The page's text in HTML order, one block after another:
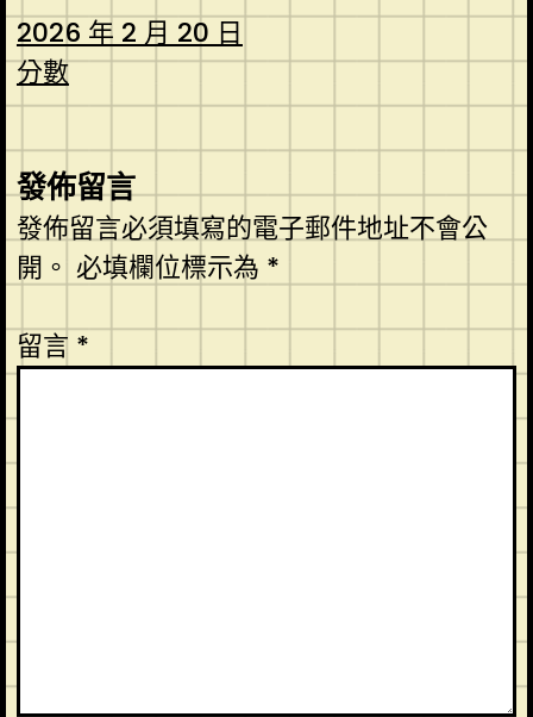
2026 年 2 月 20 日
分數
發佈留言
發佈留言必須填寫的電子郵件地址不會公
開。 必填欄位標示為 *
留言 *